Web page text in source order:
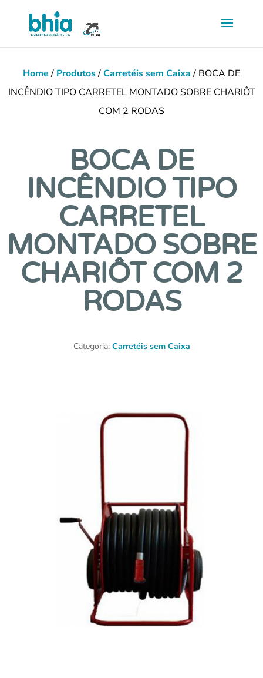
conteúdo
Home/ Produtos/Carretéis sem Caixa/ BOCA DE
INCÊNDIO TIPO CARRETEL MONTADO SOBRE CHARIÔT
COM 2 RODAS
BOCA DE
INCÊNDIO TIPO
CARRETEL
MONTADO SOBRE
CHARIÔT COM 2
RODAS
Categoria: Carretéis sem Caixa